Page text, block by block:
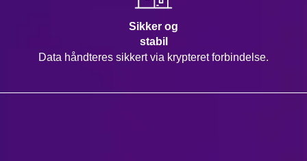
Sikker og
stabil
Data håndteres sikkert via krypteret forbindelse.